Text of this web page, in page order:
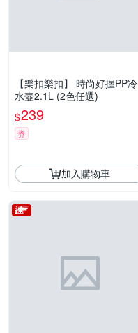
【樂扣樂扣】 時尚好握PP冷
水壺2.1L (2色任選)
$239
券
加入購物車